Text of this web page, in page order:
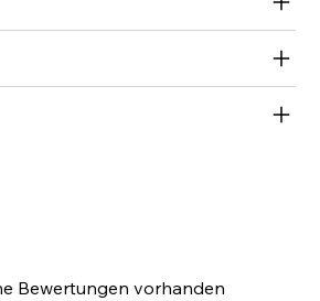
Bewertungen vorhanden